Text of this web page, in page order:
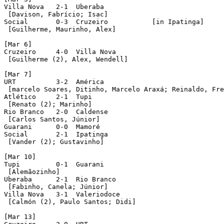
Villa Nova   2-1  Uberaba
[Davison, Fabrício; Isac]
Social       0-3  Cruzeiro           [in Ipatinga]
[Guilherme, Maurinho, Alex]
[Mar 6]
Cruzeiro     4-0  Villa Nova
[Guilherme (2), Alex, Wendell]
[Mar 7]
URT          3-2  América
[marcelo Soares, Ditinho, Marcelo Araxá; Reinaldo,
Atlético     2-1  Tupi
[Renato (2); Marinho]
Rio Branco   2-0  Caldense
[Carlos Santos, Júnior]
Guarani      0-0  Mamoré
Social       2-1  Ipatinga
[Vander (2); Gustavinho]
[Mar 10]
Tupi         0-1  Guarani
[Alemãozinho]
Uberaba      2-1  Rio Branco
[Fabinho, Canela; Júnior]
Villa Nova   3-1  Valeriodoce
[Calmón (2), Paulo Santos; Didi]
[Mar 13]